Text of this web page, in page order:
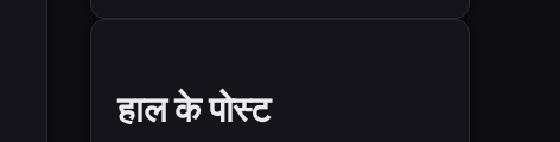
हाल के पोस्ट